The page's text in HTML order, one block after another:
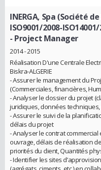
INERGA, Spa (Société
ISO9001/2008-
- Project Manager
2014 - 2015
Réalisation D'une Centrale
Biskra-ALGERIE
- Assurer le management du
(Commerciales, financières,
- Analyser le dossier du projet
juridiques, données techniques,
- Assurer le suivi de la
délais du projet
- Analyser le contrat
ouvrage, délais de réalisation
priorités du client, Quantités
- Identifier les sites